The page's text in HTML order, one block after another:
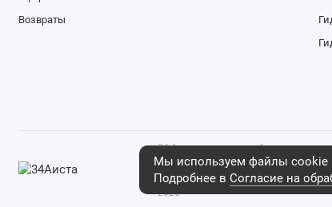
Мы используем файлы cookie и
Подробнее в Согласие на
Возвраты
34 Аиста - магазин мебели и
что данный интернет-сайт носит
ни при каких условиях не является
положениями ст. 437 Гражданского
2026